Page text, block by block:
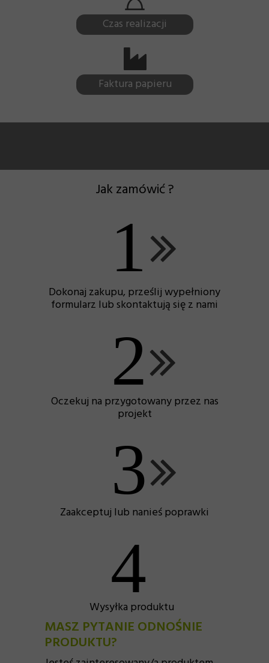
MASZ PYTANIE ODNOŚNIE
PRODUKTU?
Wysyłka produktu
4
Zaakceptuj lub nanieś poprawki
3
Oczekuj na przygotowany przez nas
projekt
2
Dokonaj zakupu, prześlij wypełniony
formularz lub skontaktują się z nami
1
Jak zamówić ?
Faktura papieru
Czas realizacji